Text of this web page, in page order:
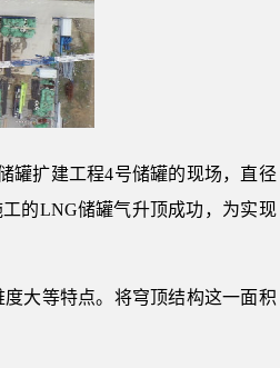
罐扩建工程4号储罐的现场，直径
的LNG储罐气升顶成功，为实现
大等特点。将穹顶结构这一面积